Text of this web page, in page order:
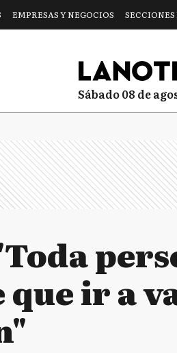
EMPRESAS Y NEGOCIOS
sábado 08 de
que ir a